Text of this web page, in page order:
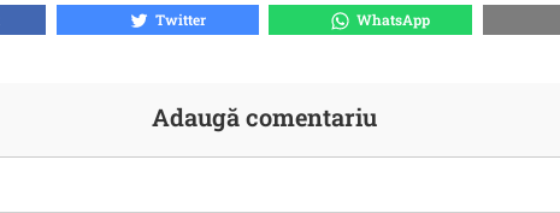
Twitter WhatsApp
Adaugă comentariu